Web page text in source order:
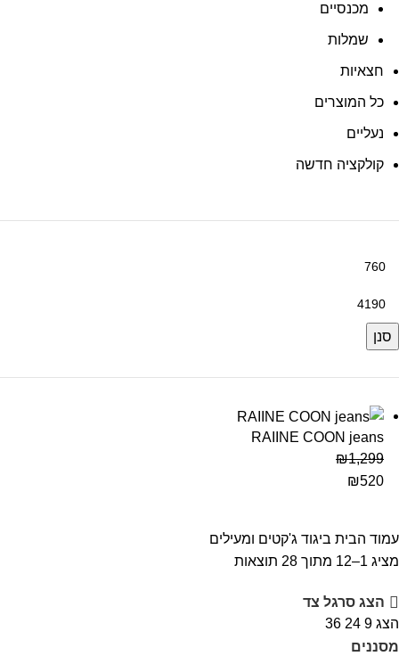
מכנסיים
שמלות
חצאיות
כל המוצרים
נעליים
קולקציה חדשה
סנן
RAIINE COON jeans
₪1,299
₪520
עמוד הבית ביגוד ג'קטים ומעילים
מציג 1–12 מתוך 28 תוצאות
ממוין
הצג סרגל צד
הצג 9
24
36
מסננים